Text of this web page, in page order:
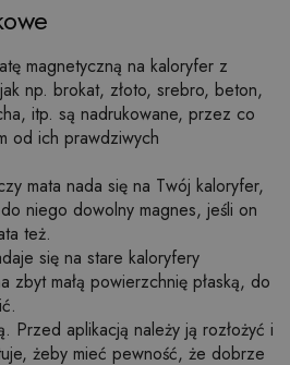
magnetyczną na kaloryfer z
np. brokat, złoto, srebro, beton,
itp. są nadrukowane, przez co
od ich prawdziwych
mata nada się na Twój kaloryfer,
niego dowolny magnes, jeśli on
też.
się na stare kaloryfery
małą powierzchnię płaską, do
Przed aplikacją należy ją rozłożyć i
żeby mieć pewność, że dobrze